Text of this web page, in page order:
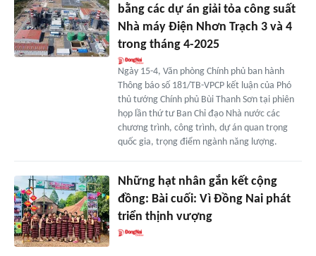
bằng các dự án giải tỏa công suất
Nhà máy Điện Nhơn Trạch 3 và 4
trong tháng 4-2025
Ngày 15-4, Văn phòng Chính phủ ban hành
Thông báo số 181/TB-VPCP kết luận của Phó
thủ tướng Chính phủ Bùi Thanh Sơn tại phiên
họp lần thứ tư Ban Chỉ đạo Nhà nước các
chương trình, công trình, dự án quan trọng
quốc gia, trọng điểm ngành năng lượng.
Những hạt nhân gắn kết cộng
đồng: Bài cuối: Vì Đồng Nai phát
triển thịnh vượng